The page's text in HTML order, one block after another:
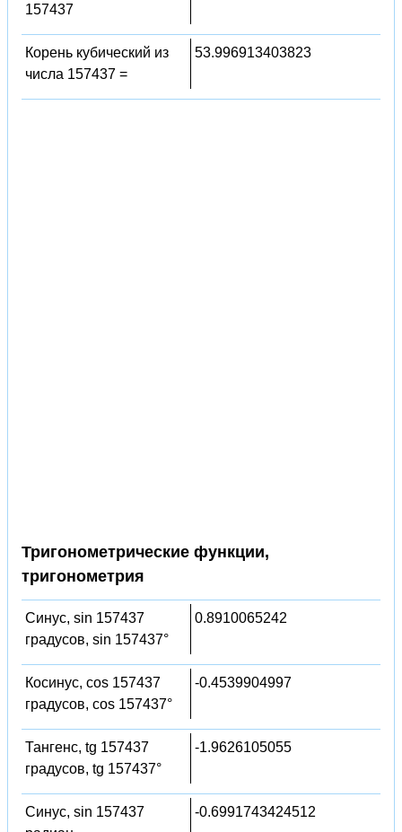
157437
Корень кубический из
числа 157437 =
53.996913403823
Тригонометрические функции,
тригонометрия
Синус, sin 157437
градусов, sin 157437°
0.8910065242
Косинус, cos 157437
градусов, cos 157437°
-0.4539904997
Тангенс, tg 157437
градусов, tg 157437°
-1.9626105055
Синус, sin 157437
-0.6991743424512